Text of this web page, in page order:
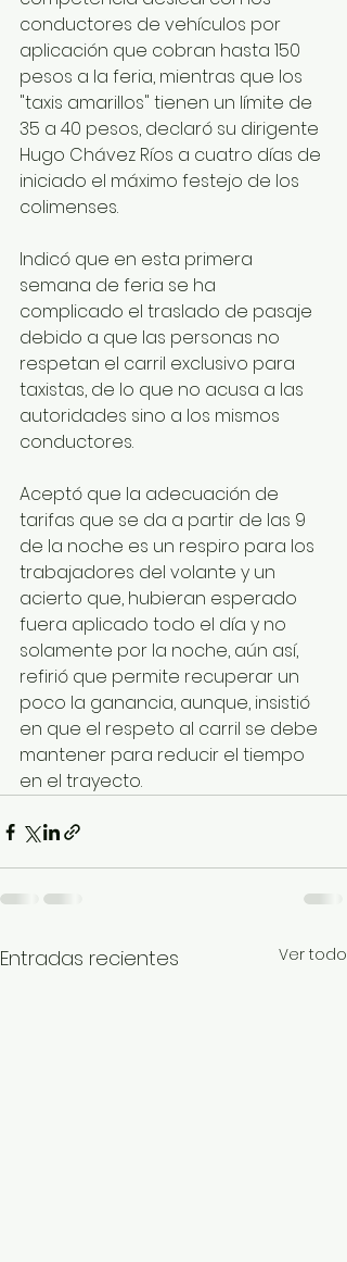
conductores de vehículos por
aplicación que cobran hasta 150
pesos a la feria, mientras que los
"taxis amarillos" tienen un límite de
35 a 40 pesos, declaró su dirigente
Hugo Chávez Ríos a cuatro días de
iniciado el máximo festejo de los
colimenses.
Indicó que en esta primera
semana de feria se ha
complicado el traslado de pasaje
debido a que las personas no
respetan el carril exclusivo para
taxistas, de lo que no acusa a las
autoridades sino a los mismos
conductores.
Aceptó que la adecuación de
tarifas que se da a partir de las 9
de la noche es un respiro para los
trabajadores del volante y un
acierto que, hubieran esperado
fuera aplicado todo el día y no
solamente por la noche, aún así,
refirió que permite recuperar un
poco la ganancia, aunque, insistió
en que el respeto al carril se debe
mantener para reducir el tiempo
en el trayecto.
Entradas recientes Ver todo